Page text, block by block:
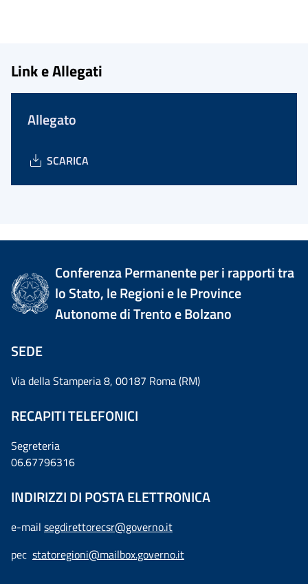
Link e Allegati
Allegato
SCARICA
Conferenza Permanente per i rapporti tra
lo Stato, le Regioni e le Province
Autonome di Trento e Bolzano
SEDE
Via della Stamperia 8, 00187 Roma (RM)
RECAPITI TELEFONICI
Segreteria
06.67796316
INDIRIZZI DI POSTA ELETTRONICA
e-mail segdirettorecsr@governo.it
pec statoregioni@mailbox.governo.it